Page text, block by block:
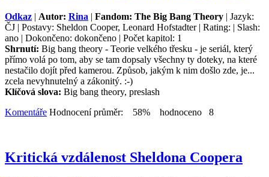
Odkaz | Autor: Rina | Fandom: The Big Bang Theory | Jazyk:
ČJ | Postavy: Sheldon Cooper, Leonard Hofstadter | Rating: | Slash:
ano | Dokončeno: dokončeno | Počet kapitol: 1
Shrnutí: Big bang theory - Teorie velkého třesku - je seriál, který
přímo volá po tom, aby se tam dopsaly všechny ty doteky, na které
nestačilo dojít před kamerou. Způsob, jakým k nim došlo zde, je...
zcela nevyhnutelný a zákonitý. :-)
Klíčová slova: Big bang theory, preslash
Komentáře Hodnocení průměr: 58% hodnoceno 8
Kritická vzdálenost Sheldona Coopera